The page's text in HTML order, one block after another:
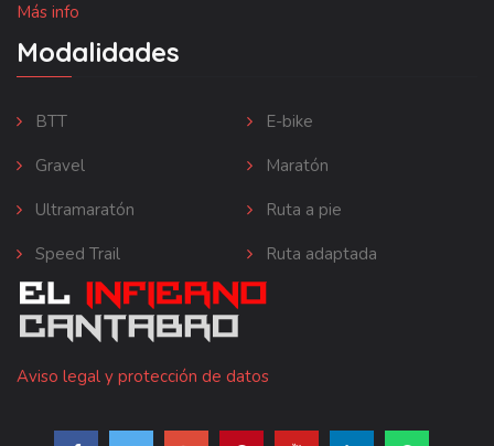
Más info
Modalidades
BTT
E-bike
Gravel
Maratón
Ultramaratón
Ruta a pie
Speed Trail
Ruta adaptada
Aviso legal y protección de datos